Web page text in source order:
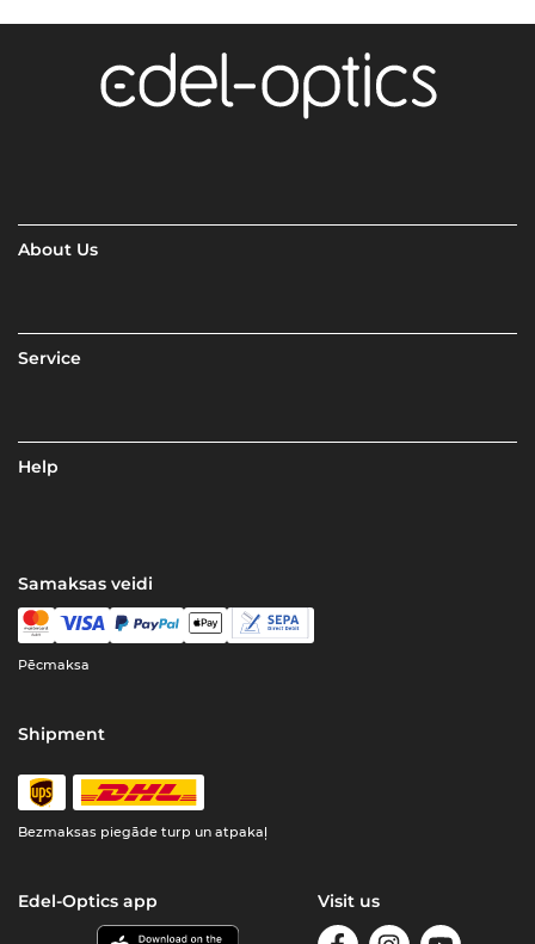
About Us
Service
Help
Samaksas veidi
Pēcmaksa
Shipment
Bezmaksas piegāde turp un atpakaļ
Edel-Optics app Visit us